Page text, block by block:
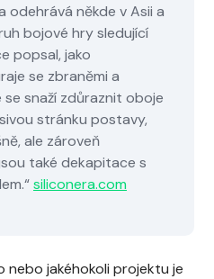
odehrává někde v Asii a
bojové hry sledující
popsal, jako
se zbraněmi a
se snaží zdůraznit oboje
stránku postavy,
ale zároveň
také dekapitace s
siliconera.com
nebo jakéhokoli projektu je